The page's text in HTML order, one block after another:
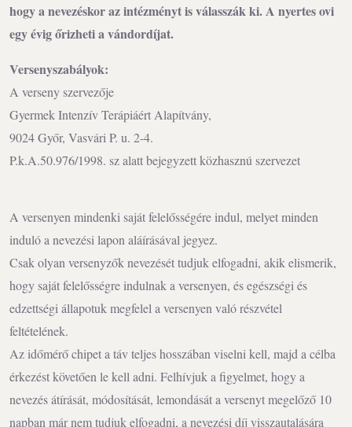
hogy a nevezéskor az intézményt is válasszák ki. A nyertes ovi
egy évig őrizheti a vándordíjat.
Versenyszabályok:
A verseny szervezője
Gyermek Intenzív Terápiáért Alapítvány,
9024 Győr, Vasvári P. u. 2-4.
P.k.A.50.976/1998. sz alatt bejegyzett közhasznú szervezet
A versenyen mindenki saját felelősségére indul, melyet minden
induló a nevezési lapon aláírásával jegyez.
Csak olyan versenyzők nevezését tudjuk elfogadni, akik elismerik,
hogy saját felelősségre indulnak a versenyen, és egészségi és
edzettségi állapotuk megfelel a versenyen való részvétel
feltételének.
Az időmérő chipet a táv teljes hosszában viselni kell, majd a célba
érkezést követően le kell adni. Felhívjuk a figyelmet, hogy a
nevezés átírását, módosítását, lemondását a versenyt megelőző 10
napban már nem tudjuk elfogadni, a nevezési díj visszautalására